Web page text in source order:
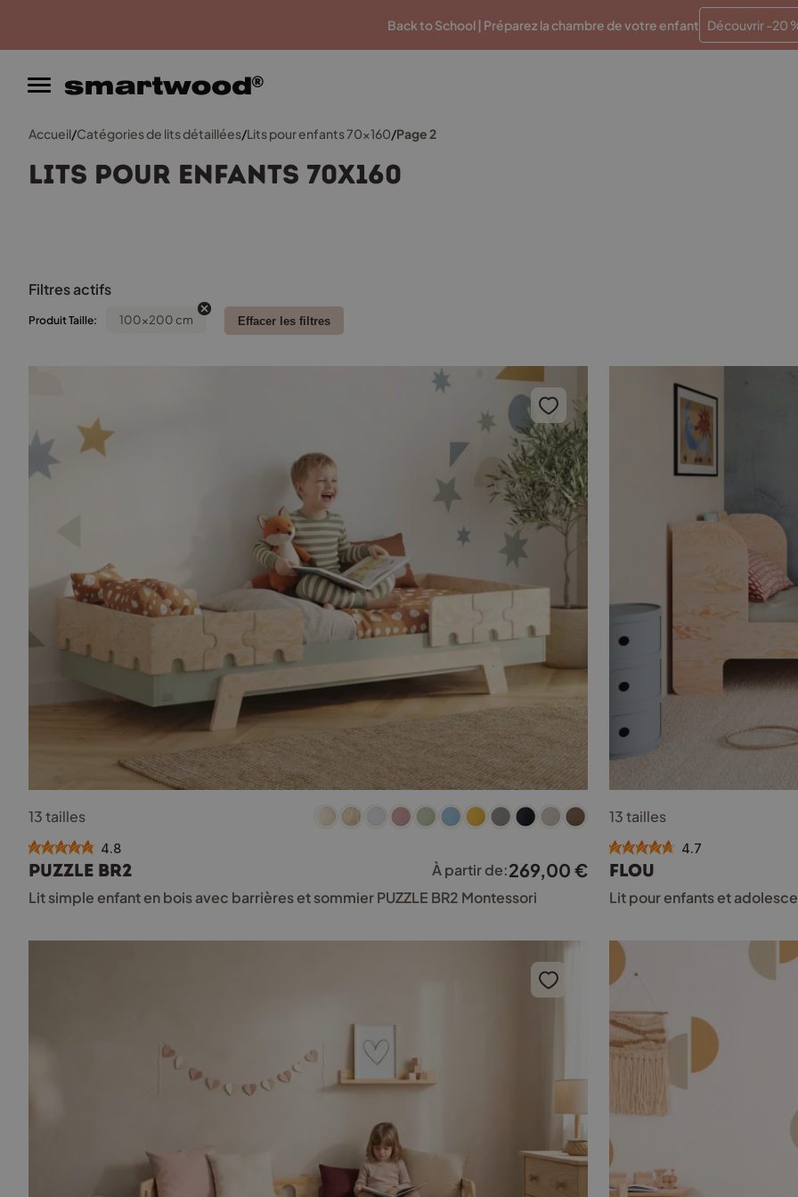
Back to School | Préparez la chambre de votre enfant Découvrir -20
Paiements en plusieurs fois sans frais Traitement en 48
Accueil/Catégories de lits détaillées/Lits pour enfants 70x160/Page 2
Lits pour enfants 70x160
Filtres actifs
Produit Taille: 100x200 cm Effacer les filtres
produit
a
plusieurs
variations.
Les
options
13 tailles
4.8
PUZZLE BR2 À partir de:269,00 €
Lit simple enfant en bois avec barrières et sommier PUZZLE BR2 Montessori
produit
a
plusieurs
variations.
Les
options
être
choisies
sur
page
du
produit
13 tailles
4.7
FLOU
Lit pour enfants et